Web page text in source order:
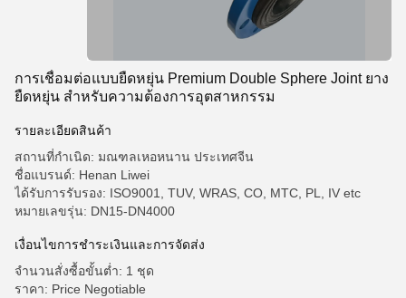
การเชื่อมต่อแบบยืดหยุ่น Premium Double Sphere Joint ยาง
ยืดหยุ่น สําหรับความต้องการอุตสาหกรรม
รายละเอียดสินค้า
สถานที่กำเนิด: มณฑลเหอหนาน ประเทศจีน
ชื่อแบรนด์: Henan Liwei
ได้รับการรับรอง: ISO9001, TUV, WRAS, CO, MTC, PL, IV etc
หมายเลขรุ่น: DN15-DN4000
เงื่อนไขการชําระเงินและการจัดส่ง
จำนวนสั่งซื้อขั้นต่ำ: 1 ชุด
ราคา: Price Negotiable